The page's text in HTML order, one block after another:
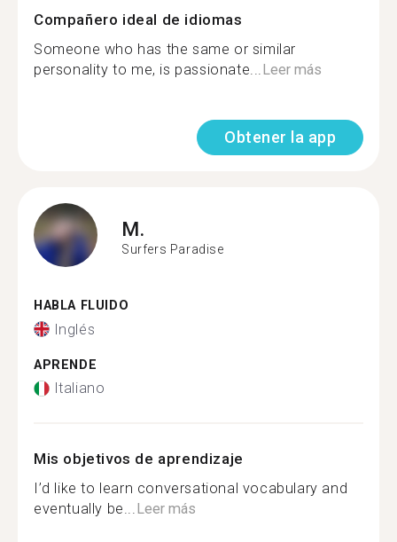
Compañero ideal de idiomas
Someone who has the same or similar
personality to me, is passionate...Leer más
Obtener la app
M.
Surfers Paradise
HABLA FLUIDO
Inglés
APRENDE
Italiano
Mis objetivos de aprendizaje
I’d like to learn conversational vocabulary and
eventually be...Leer más